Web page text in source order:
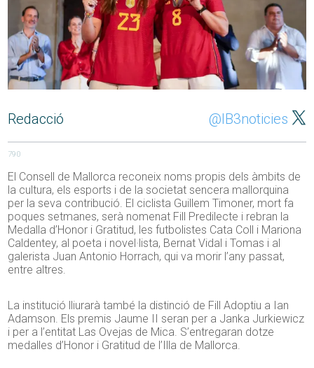
Redacció @IB3noticies
790
El Consell de Mallorca reconeix noms propis dels àmbits de
la cultura, els esports i de la societat sencera mallorquina
per la seva contribució. El ciclista Guillem Timoner, mort fa
poques setmanes, serà nomenat Fill Predilecte i rebran la
Medalla d’Honor i Gratitud, les futbolistes Cata Coll i Mariona
Caldentey, al poeta i novel·lista, Bernat Vidal i Tomas i al
galerista Juan Antonio Horrach, qui va morir l’any passat,
entre altres.
La institució lliurarà també la distinció de Fill Adoptiu a Ian
Adamson. Els premis Jaume II seran per a Janka Jurkiewicz
i per a l’entitat Las Ovejas de Mica. S’entregaran dotze
medalles d’Honor i Gratitud de l’Illa de Mallorca.